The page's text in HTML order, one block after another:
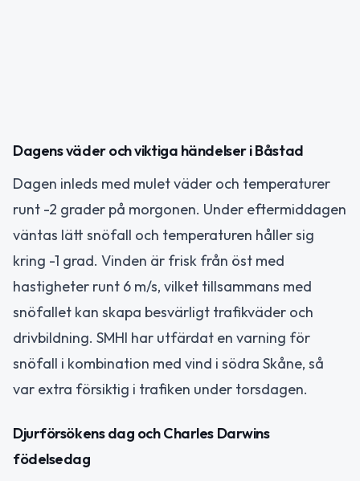
Dagens väder och viktiga händelser i Båstad
Dagen inleds med mulet väder och temperaturer
runt -2 grader på morgonen. Under eftermiddagen
väntas lätt snöfall och temperaturen håller sig
kring -1 grad. Vinden är frisk från öst med
hastigheter runt 6 m/s, vilket tillsammans med
snöfallet kan skapa besvärligt trafikväder och
drivbildning. SMHI har utfärdat en varning för
snöfall i kombination med vind i södra Skåne, så
var extra försiktig i trafiken under torsdagen.
Djurförsökens dag och Charles Darwins
födelsedag